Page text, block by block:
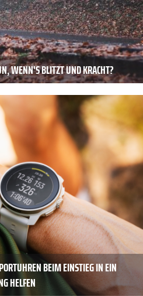
WENN'S BLITZT UND KRACHT?
BEIM EINSTIEG IN EIN
HELFEN